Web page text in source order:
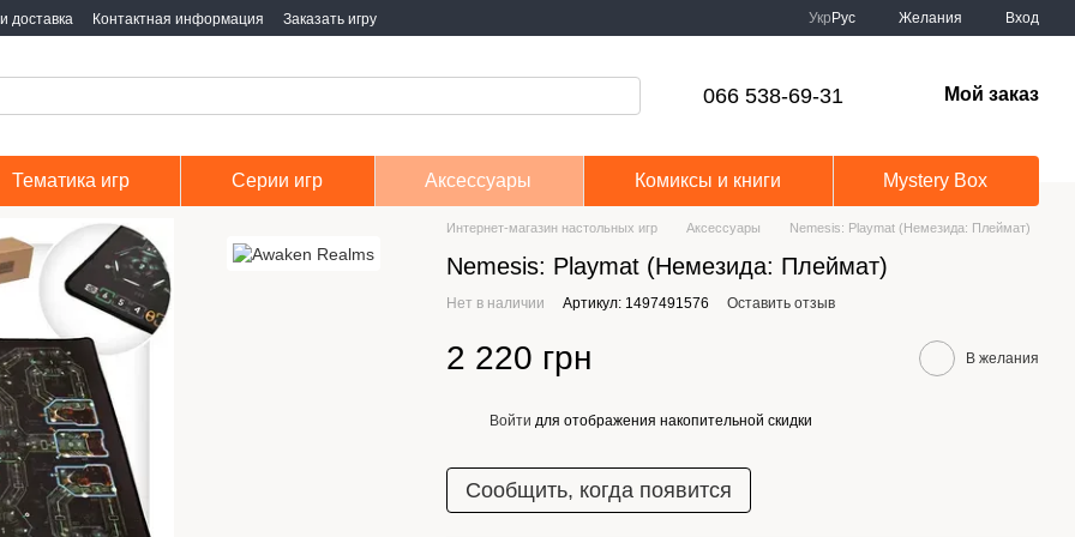
доставка Контактная информация Заказать игру Укр Рус Желания Вход
066 538-69-31 Мой заказ
Тематика игр Серии игр Аксессуары Комиксы и книги Mystery Box
Интернет-магазин настольных игр Аксессуары Nemesis: Playmat (Немезида: Плеймат)
Nemesis: Playmat (Немезида: Плеймат)
Нет в наличии Артикул: 1497491576 Оставить отзыв
2 220 грн В желания
Войти для отображения накопительной скидки
Сообщить, когда появится